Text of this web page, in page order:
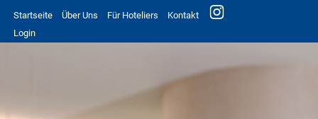
Startseite Über Uns Für Hoteliers
Kontakt
Login